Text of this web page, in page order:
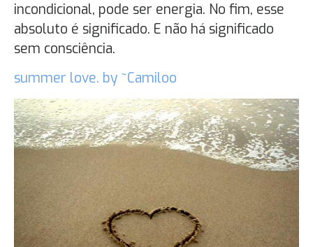
incondicional, pode ser energia. No fim, esse
absoluto é significado. E não há significado
sem consciência.
summer love. by ~Camiloo